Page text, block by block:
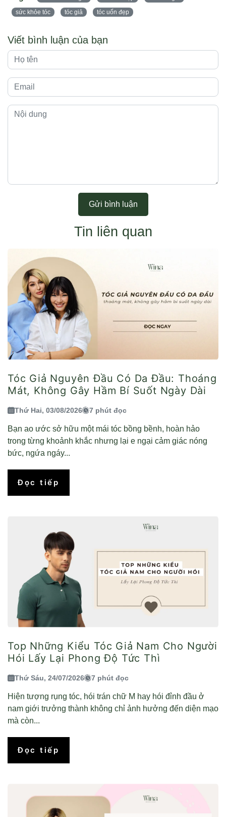
sức khỏe tóc
tóc giả tóc uốn đẹp
Viết bình luận của bạn
Gửi bình luận
Tin liên quan
Tóc Giả Nguyên Đầu Có Da Đầu: Thoáng
Mát, Không Gây Hầm Bí Suốt Ngày Dài
Thứ Hai, 03/08/2026 7 phút đọc
Bạn ao ước sở hữu một mái tóc bồng bềnh, hoàn hảo
trong từng khoảnh khắc nhưng lại e ngại cảm giác nóng
bức, ngứa ngáy...
Đọc tiếp
Top Những Kiểu Tóc Giả Nam Cho Người
Hói Lấy Lại Phong Độ Tức Thì
Thứ Sáu, 24/07/2026 7 phút đọc
Hiện tượng rụng tóc, hói trán chữ M hay hói đỉnh đầu ở
nam giới trưởng thành không chỉ ảnh hưởng đến diện mạo
mà còn...
Đọc tiếp